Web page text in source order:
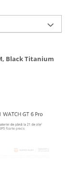
Black Titanium